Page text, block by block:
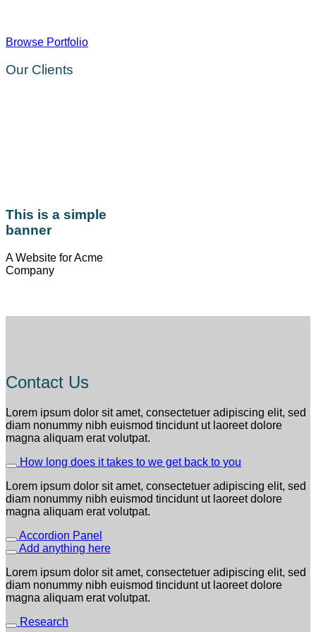
This is a simple
banner
A Website for Acme
Company
Browse Portfolio
Our Clients
Contact Us
Lorem ipsum dolor sit amet, consectetuer adipiscing elit, sed
diam nonummy nibh euismod tincidunt ut laoreet dolore
magna aliquam erat volutpat.
How long does it takes to we get back to you
Lorem ipsum dolor sit amet, consectetuer adipiscing elit, sed
diam nonummy nibh euismod tincidunt ut laoreet dolore
magna aliquam erat volutpat.
Accordion Panel
Add anything here
Lorem ipsum dolor sit amet, consectetuer adipiscing elit, sed
diam nonummy nibh euismod tincidunt ut laoreet dolore
magna aliquam erat volutpat.
Research